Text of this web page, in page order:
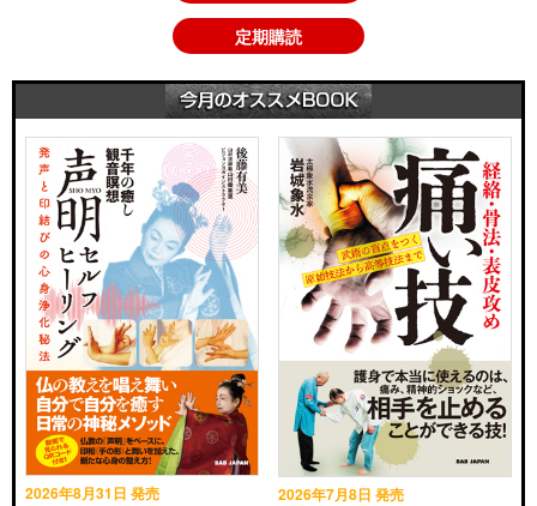
定期購読
2026年8月31日 発売
2026年7月8日 発売